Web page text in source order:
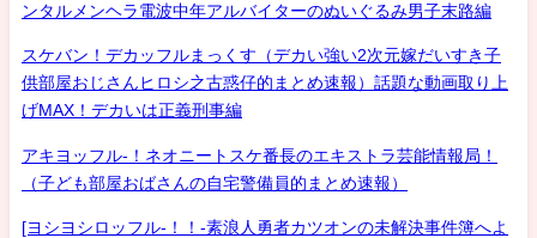
ンタルメンヘラ電波中年アルバイターのぬいぐるみ男子末路編
スケバン！デカッフルまっくす（デカい強い2次元嫁だいすき子
供部屋おじさんヒロシ之古惑仔的まとめ速報）話題な動画取り上
げMAX！デカいは正義刑事編
アキヨッフル-！ネオニートスケ番長のエキストラ芸能情報局！
（子ども部屋おばさんの自宅警備員的まとめ速報）
[ヨシヨシロッフル-！！-素浪人勇者カツオンの未解決事件簿へよ